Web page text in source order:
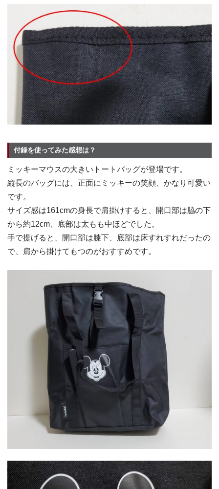
付録を使ってみた感想は？
ミッキーマウスの大きいトートバッグが登場です。
縦長のバッグには、正面にミッキーの笑顔、かなり可愛い
です。
サイズ感は161cmの身長で肩掛けすると、開口部は脇の下
から約12cm、底部は太もも中ほどでした。
手で提げると、開口部は膝下、底部は床すれすれだったの
で、肩から掛けてもつのがおすすめです。